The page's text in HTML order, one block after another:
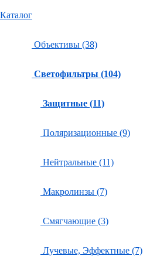
Каталог
Объективы (38)
Светофильтры (104)
Защитные (11)
Поляризационные (9)
Нейтральные (11)
Макролинзы (7)
Смягчающие (3)
Лучевые, Эффектные (7)